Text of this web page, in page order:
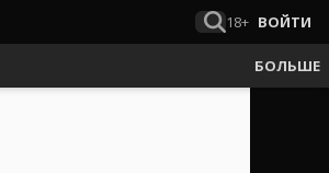
18+ ВОЙТИ
БОЛЬШЕ